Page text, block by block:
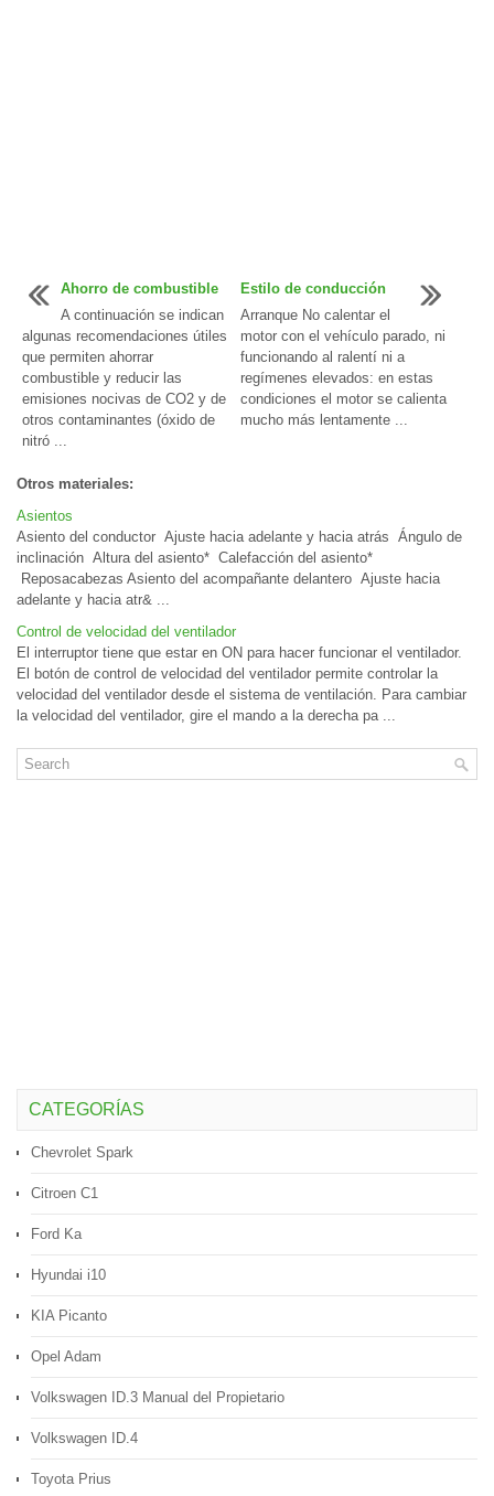
Ahorro de combustible
A continuación se indican
algunas recomendaciones útiles
que permiten ahorrar
combustible y reducir las
emisiones nocivas de CO2 y de
otros contaminantes (óxido de
nitró ...
Estilo de conducción
Arranque No calentar el
motor con el vehículo parado, ni
funcionando al ralentí ni a
regímenes elevados: en estas
condiciones el motor se calienta
mucho más lentamente ...
Otros materiales:
Asientos
Asiento del conductor Ajuste hacia adelante y hacia atrás Ángulo de
inclinación Altura del asiento* Calefacción del asiento*
Reposacabezas Asiento del acompañante delantero Ajuste hacia
adelante y hacia atr& ...
Control de velocidad del ventilador
El interruptor tiene que estar en ON para hacer funcionar el ventilador.
El botón de control de velocidad del ventilador permite controlar la
velocidad del ventilador desde el sistema de ventilación. Para cambiar
la velocidad del ventilador, gire el mando a la derecha pa ...
CATEGORÍAS
Chevrolet Spark
Citroen C1
Ford Ka
Hyundai i10
KIA Picanto
Opel Adam
Volkswagen ID.3 Manual del Propietario
Volkswagen ID.4
Toyota Prius